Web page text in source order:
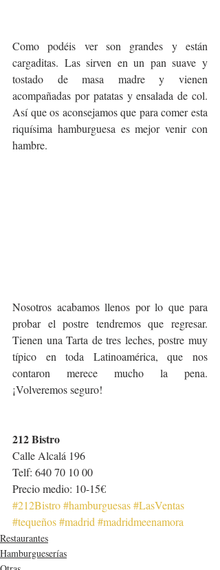
Como podéis ver son grandes y están
cargaditas. Las sirven en un pan suave y
tostado de masa madre y vienen
acompañadas por patatas y ensalada de col.
Así que os aconsejamos que para comer esta
riquísima hamburguesa es mejor venir con
hambre.
Nosotros acabamos llenos por lo que para
probar el postre tendremos que regresar.
Tienen una Tarta de tres leches, postre muy
típico en toda Latinoamérica, que nos
contaron merece mucho la pena.
¡Volveremos seguro!
212 Bistro
Calle Alcalá 196
Telf: 640 70 10 00
Precio medio: 10-15€
#212Bistro#hamburguesas#LasVentas
#tequeños#madrid #madridmeenamora
Restaurantes
Hamburgueserías